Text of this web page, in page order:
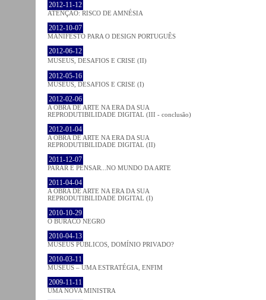
2012-11-12
ATENÇÃO: RISCO DE AMNÉSIA
2012-10-07
MANIFESTO PARA O DESIGN PORTUGUÊS
2012-06-12
MUSEUS, DESAFIOS E CRISE (II)
2012-05-16
MUSEUS, DESAFIOS E CRISE (I)
2012-02-06
A OBRA DE ARTE NA ERA DA SUA
REPRODUTIBILIDADE DIGITAL (III - conclusão)
2012-01-04
A OBRA DE ARTE NA ERA DA SUA
REPRODUTIBILIDADE DIGITAL (II)
2011-12-07
PARAR E PENSAR...NO MUNDO DA ARTE
2011-04-04
A OBRA DE ARTE NA ERA DA SUA
REPRODUTIBILIDADE DIGITAL (I)
2010-10-29
O BURACO NEGRO
2010-04-13
MUSEUS PÚBLICOS, DOMÍNIO PRIVADO?
2010-03-11
MUSEUS – UMA ESTRATÉGIA, ENFIM
2009-11-11
UMA NOVA MINISTRA